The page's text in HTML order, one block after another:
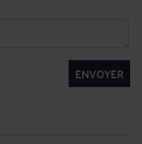
ENVOYER